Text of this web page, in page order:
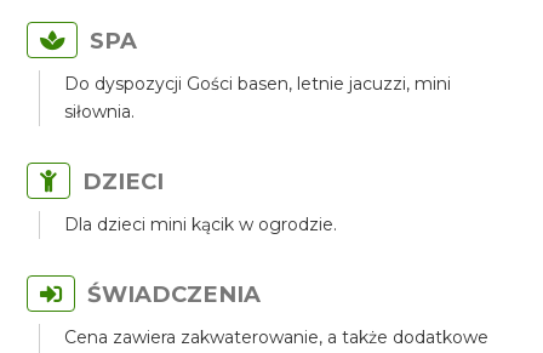
SPA
Do dyspozycji Gości basen, letnie jacuzzi, mini
siłownia.
DZIECI
Dla dzieci mini kącik w ogrodzie.
ŚWIADCZENIA
Cena zawiera zakwaterowanie, a także dodatkowe